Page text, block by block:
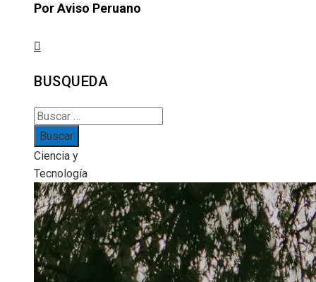
Por Aviso Peruano
BUSQUEDA
Buscar:
Ciencia y
Tecnología